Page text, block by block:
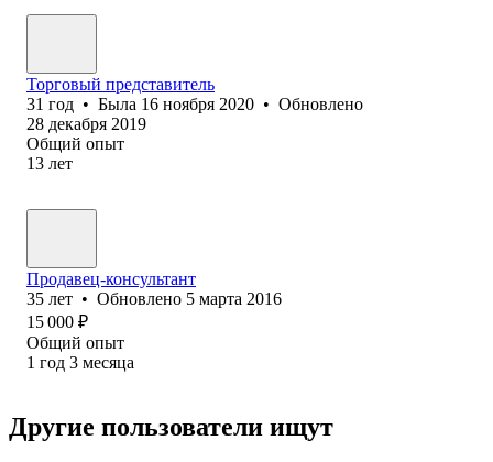
Торговый представитель
31 год • Была 16 ноября 2020 • Обновлено
28 декабря 2019
Общий опыт
13 лет
Продавец-консультант
35 лет • Обновлено 5 марта 2016
15 000 ₽
Общий опыт
1 год 3 месяца
Другие пользователи ищут